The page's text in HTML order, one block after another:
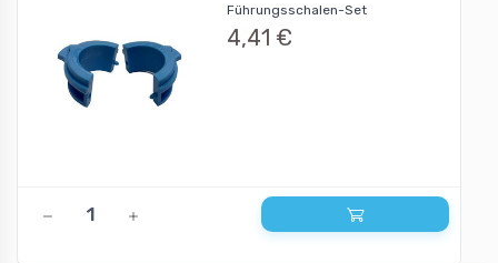
Führungsschalen-Set
4,41 €